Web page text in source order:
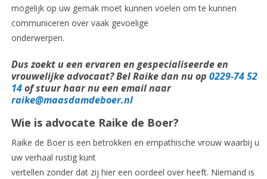
mogelijk op uw gemak moet kunnen voelen om te kunnen
communiceren over vaak gevoelige
onderwerpen.
Dus zoekt u een ervaren en gespecialiseerde en
vrouwelijke advocaat? Bel Raike dan nu op 0229-74 52
14of stuur haar nu een email naar
raike@maasdamdeboer.nl
Wie is advocate Raike de Boer?
Raike de Boer is een betrokken en empathische vrouw waarbij u
uw verhaal rustig kunt
vertellen zonder dat zij hier een oordeel over heeft. Niemand is